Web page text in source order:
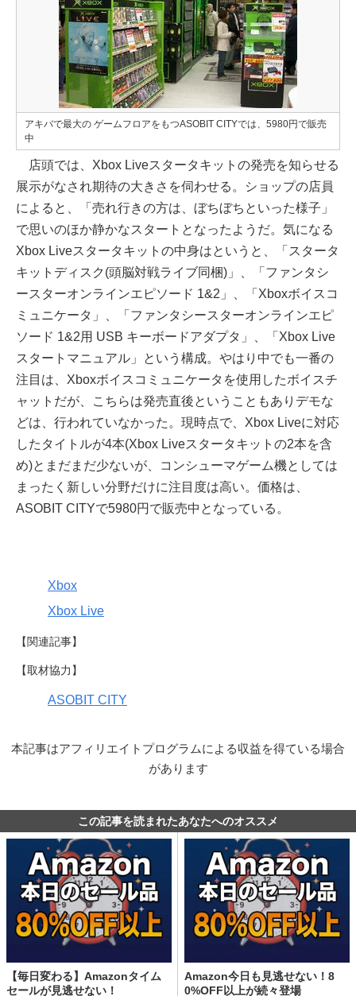
アキバで最大の ゲームフロアをもつASOBIT CITYでは、5980円で販売
中
店頭では、Xbox Liveスタータキットの発売を知らせる
展示がなされ期待の大きさを伺わせる。ショップの店員
によると、「売れ行きの方は、ぼちぼちといった様子」
で思いのほか静かなスタートとなったようだ。気になる
Xbox Liveスタータキットの中身はというと、「スタータ
キットディスク(頭脳対戦ライブ同梱)」、「ファンタシ
ースターオンラインエピソード 1&2」、「Xboxボイスコ
ミュニケータ」、「ファンタシースターオンラインエピ
ソード 1&2用 USB キーボードアダプタ」、「Xbox Live
スタートマニュアル」という構成。やはり中でも一番の
注目は、Xboxボイスコミュニケータを使用したボイスチ
ャットだが、こちらは発売直後ということもありデモな
どは、行われていなかった。現時点で、Xbox Liveに対応
したタイトルが4本(Xbox Liveスタータキットの2本を含
め)とまだまだ少ないが、コンシューマゲーム機としては
まったく新しい分野だけに注目度は高い。価格は、
ASOBIT CITYで5980円で販売中となっている。
Xbox
Xbox Live
【関連記事】
【取材協力】
ASOBIT CITY
本記事はアフィリエイトプログラムによる収益を得ている場合
があります
この記事を読まれたあなたへのオススメ
【毎日変わる】Amazonタイム
セールが見逃せない！
Amazon今日も見逃せない！8
0%OFF以上が続々登場